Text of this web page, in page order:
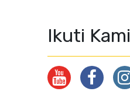
Ikuti Kami